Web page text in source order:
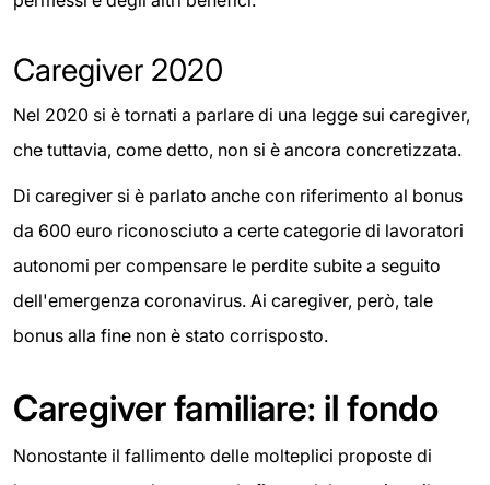
Caregiver 2020
Nel 2020 si è tornati a parlare di una legge sui caregiver,
che tuttavia, come detto, non si è ancora concretizzata.
Di caregiver si è parlato anche con riferimento al bonus
da 600 euro riconosciuto a certe categorie di lavoratori
autonomi per compensare le perdite subite a seguito
dell'emergenza coronavirus. Ai caregiver, però, tale
bonus alla fine non è stato corrisposto.
Caregiver familiare: il fondo
Nonostante il fallimento delle molteplici proposte di